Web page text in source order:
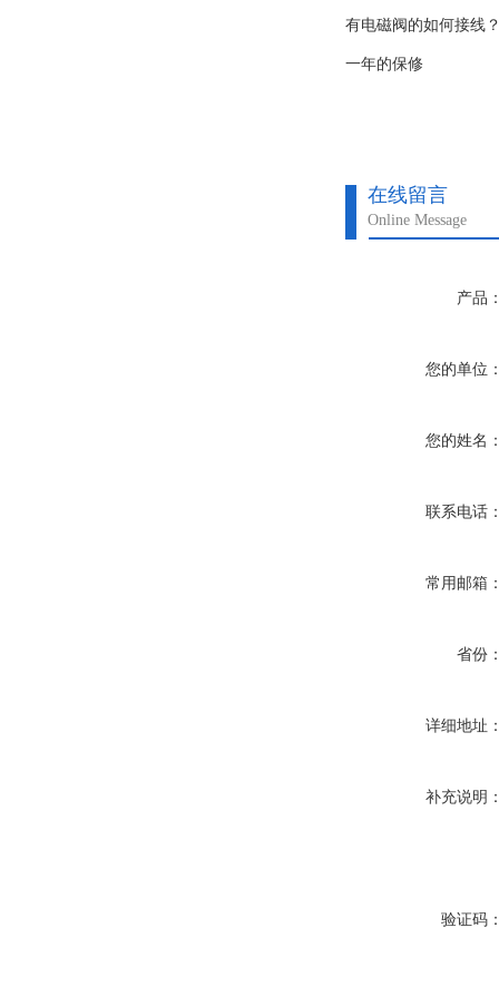
有电磁阀的如何接线
一年的保修
在线留言
Online Message
产品
您的单位
您的姓名
联系电话
常用邮箱
省份
详细地址
补充说明
验证码